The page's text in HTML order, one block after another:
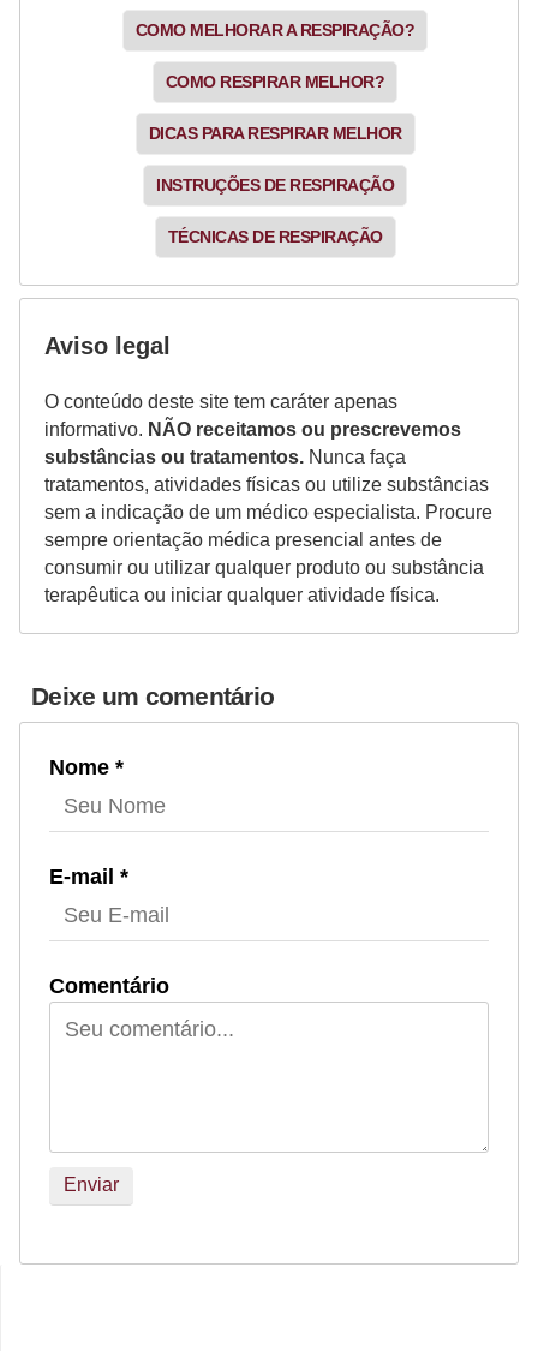
COMO MELHORAR A RESPIRAÇÃO?
COMO RESPIRAR MELHOR?
DICAS PARA RESPIRAR MELHOR
INSTRUÇÕES DE RESPIRAÇÃO
TÉCNICAS DE RESPIRAÇÃO
Aviso legal
O conteúdo deste site tem caráter apenas
informativo. NÃO receitamos ou prescrevemos
substâncias ou tratamentos. Nunca faça
tratamentos, atividades físicas ou utilize substâncias
sem a indicação de um médico especialista. Procure
sempre orientação médica presencial antes de
consumir ou utilizar qualquer produto ou substância
terapêutica ou iniciar qualquer atividade física.
Deixe um comentário
Nome *
E-mail *
Comentário